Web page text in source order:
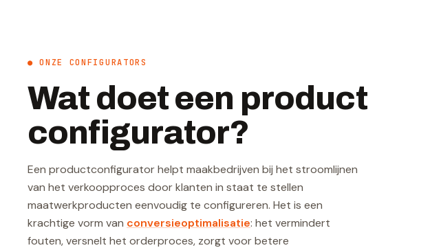
● ONZE CONFIGURATORS
Wat doet een product
configurator?
Een productconfigurator helpt maakbedrijven bij het stroomlijnen
van het verkoopproces door klanten in staat te stellen
maatwerkproducten eenvoudig te configureren. Het is een
krachtige vorm van conversieoptimalisatie: het vermindert
fouten, versnelt het orderproces, zorgt voor betere